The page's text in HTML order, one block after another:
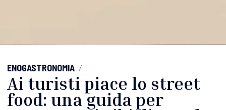
ENOGASTRONOMIA /
Ai turisti piace lo street
food: una guida per